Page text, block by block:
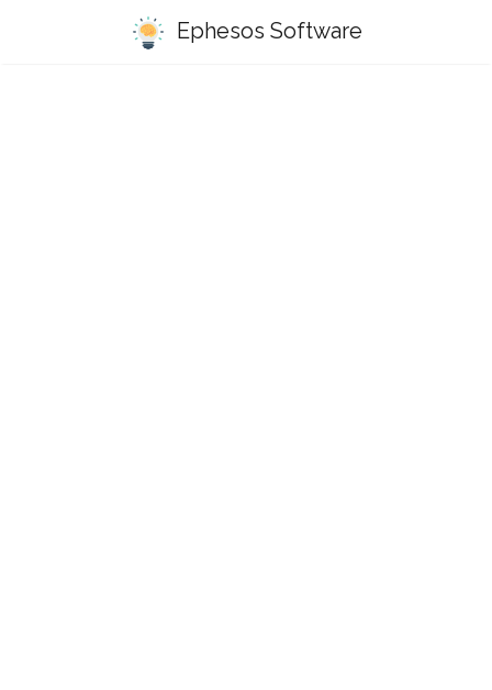
Ephesos Software